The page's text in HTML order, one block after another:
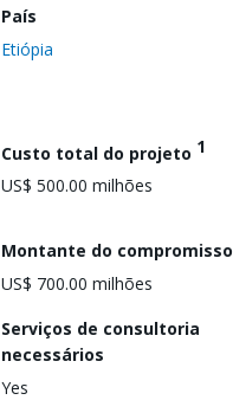
País
Etiópia
Custo total do projeto 1
US$ 500.00 milhões
Montante do compromisso
US$ 700.00 milhões
Serviços de consultoria
necessários
Yes